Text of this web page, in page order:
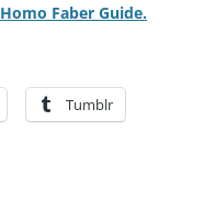
Homo Faber Guide.
Tumblr